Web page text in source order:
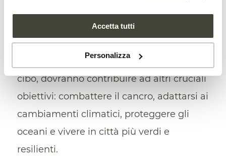
Accetta tutti
Personalizza
centro del processo di trasformazione, e
di ripresa, che è in corso in tutta Europa.
Oltre a garantire la salute del suolo e il
cibo, dovranno contribuire ad altri cruciali
obiettivi: combattere il cancro, adattarsi ai
cambiamenti climatici, proteggere gli
oceani e vivere in città più verdi e
resilienti.